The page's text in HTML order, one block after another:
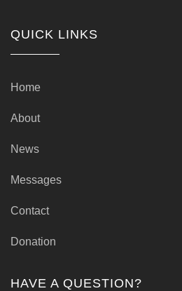
QUICK LINKS
Home
About
News
Messages
Contact
Donation
HAVE A QUESTION?